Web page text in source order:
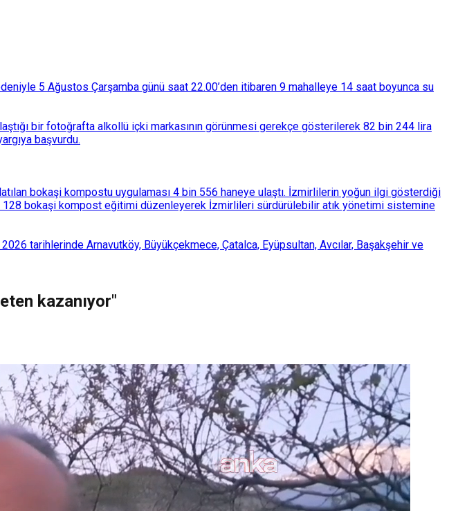
5 Ağustos Çarşamba günü saat 22.00’den itibaren 9 mahalleye 14 saat boyunca su
bir fotoğrafta alkollü içki markasının görünmesi gerekçe gösterilerek 82 bin 244 lira
başvurdu.
bokaşi kompostu uygulaması 4 bin 556 haneye ulaştı. İzmirlilerin yoğun ilgi gösterdiği
128 bokaşi kompost eğitimi düzenleyerek İzmirlileri sürdürülebilir atık yönetimi sistemine
tarihlerinde Arnavutköy, Büyükçekmece, Çatalca, Eyüpsultan, Avcılar, Başakşehir ve
kazanıyor"